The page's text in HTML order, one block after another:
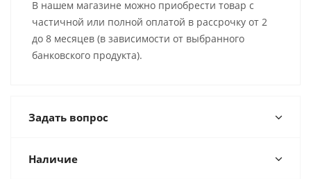
В нашем магазине можно приобрести товар с
частичной или полной оплатой в рассрочку от 2
до 8 месяцев (в зависимости от выбранного
банковского продукта).
Задать вопрос
Наличие